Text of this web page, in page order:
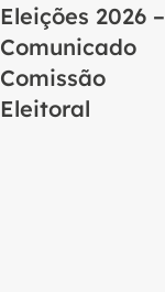
Eleições 2026 –
Comunicado
Comissão
Eleitoral